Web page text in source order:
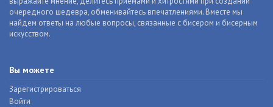
очередного шедевра, обменивайтесь впечатлениями. Вместе мы
найдем ответы на любые вопросы, связанные с бисером и бисерным
искусством.
Вы можете
Зарегистрироваться
Войти